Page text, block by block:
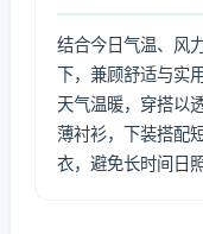
结合今日气温、风
下，兼顾舒适与实用
天气温暖，穿搭以
薄衬衫，下装搭配
衣，避免长时间日